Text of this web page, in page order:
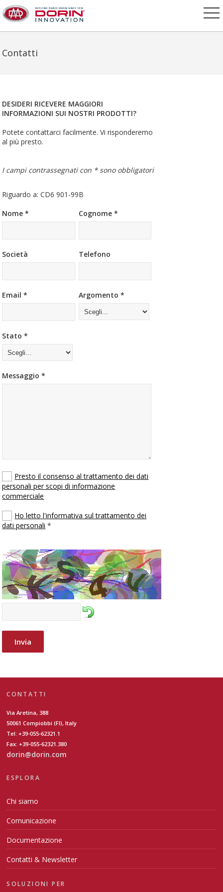
Contatti
DESIDERI RICEVERE MAGGIORI
INFORMAZIONI SUI NOSTRI PRODOTTI?
Potete contattarci facilmente. Vi risponderemo
al più presto.
I campi contrassegnati con * sono obbligatori
Riguardo a: CD6 901-99B
Nome *
Cognome *
Società Telefono
Email * Argomento *
Stato *
Messaggio *
Presto il consenso al trattamento dei dati
personali per scopi di informazione
commerciale
Ho letto l'informativa sul trattamento dei
dati personali *
Invia
CONTATTI
Via Aretina, 388
50061 Compiobbi (FI), Italy
Tel: +39-055-62321.1
Fax: +39-055-62321.380
dorin@dorin.com
ESPLORA
Chi siamo
Comunicazione
Documentazione
Contatti & Newsletter
SOLUZIONI PER